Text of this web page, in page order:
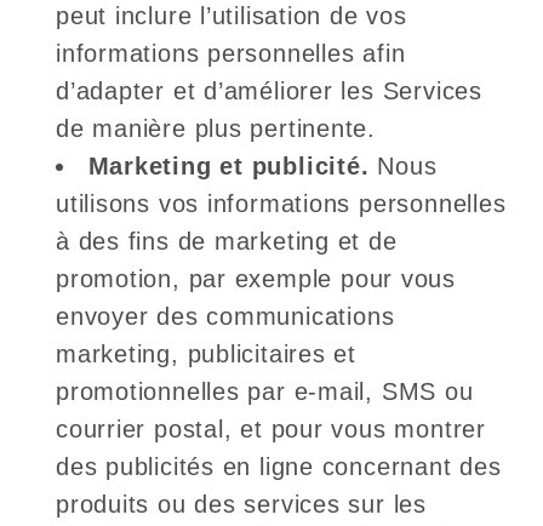
peut inclure l’utilisation de vos
informations personnelles afin
d’adapter et d’améliorer les Services
de manière plus pertinente.
Marketing et publicité. Nous
utilisons vos informations personnelles
à des fins de marketing et de
promotion, par exemple pour vous
envoyer des communications
marketing, publicitaires et
promotionnelles par e-mail, SMS ou
courrier postal, et pour vous montrer
des publicités en ligne concernant des
produits ou des services sur les